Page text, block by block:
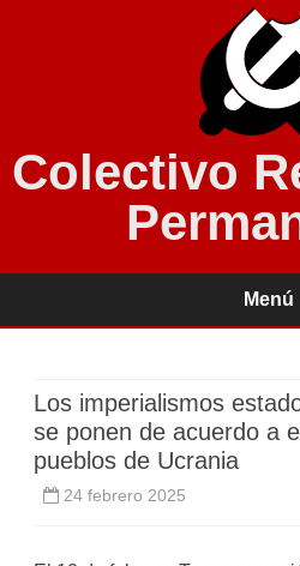
Colectivo
Menú
Los imperialismos
se ponen de acuerdo a
pueblos de Ucrania
24 febrero 2025